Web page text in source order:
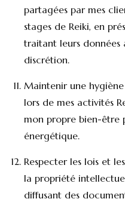
partagées par mes
stages de Reiki, en
traitant leurs données
discrétion.
Maintenir une
lors de mes activités
mon propre bien-être
énergétique.
Respecter les lois et
la propriété
diffusant des